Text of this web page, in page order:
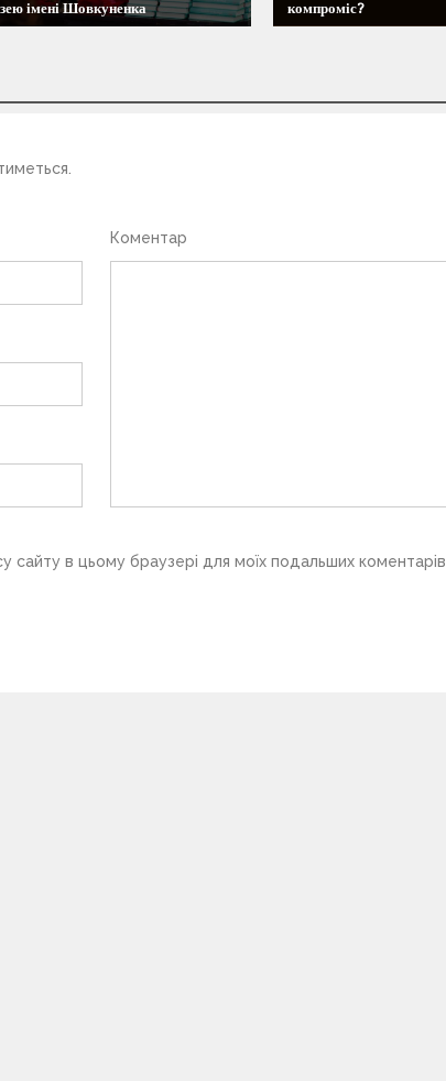
імені Шовкуненка
компроміс?
Коментар
сайту в цьому браузері для моїх подальших коментарів.